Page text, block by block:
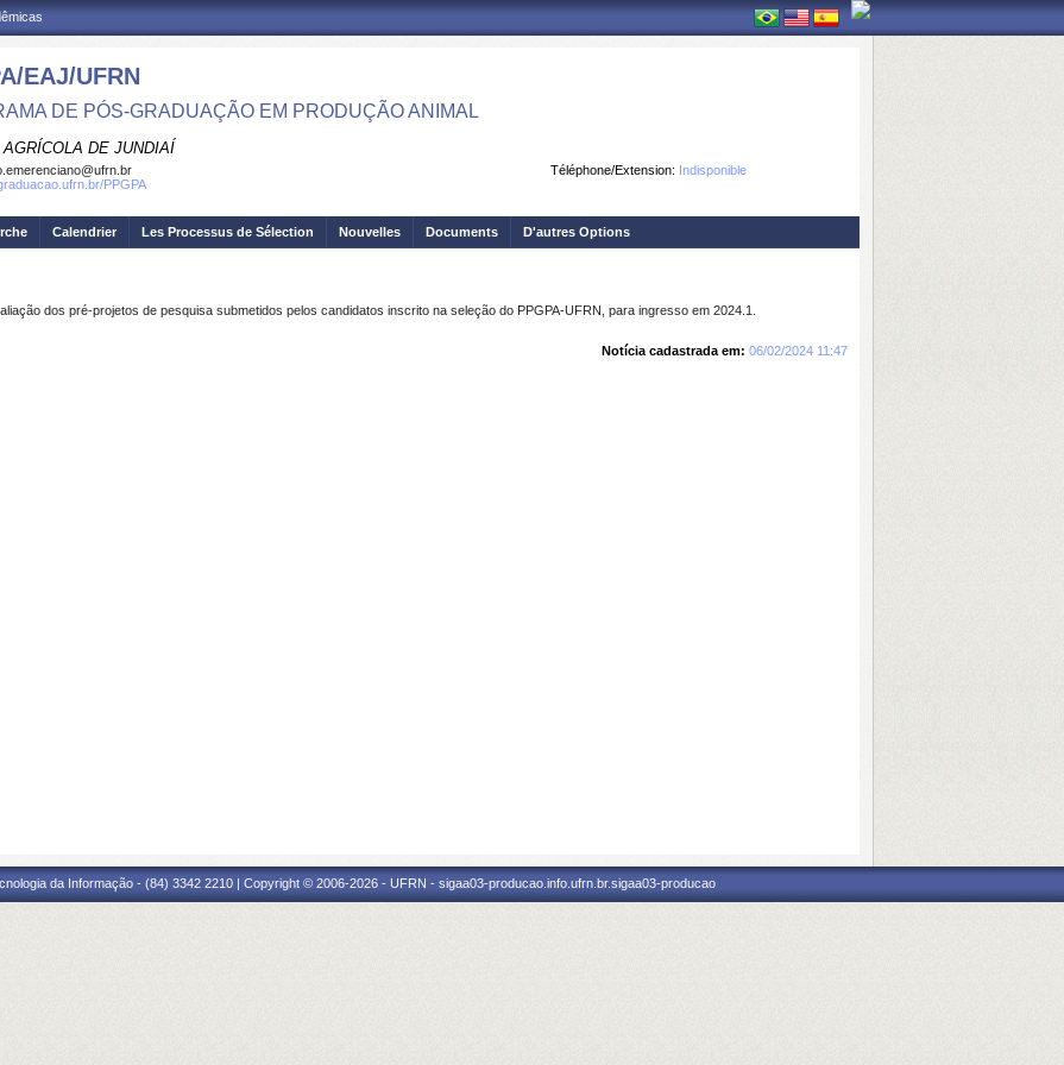
EAJ/UFRN
DE PÓS-GRADUAÇÃO EM PRODUÇÃO ANIMAL
DE JUNDIAÍ
Téléphone/Extension: Indisponible
PPGPA
Calendrier Les Processus de Sélection Nouvelles Documents D'autres Options
dos pré-projetos de pesquisa submetidos pelos candidatos inscrito na seleção do PPGPA-UFRN, para ingresso em 2024.1.
Notícia cadastrada em: 06/02/2024 11:47
da Informação - (84) 3342 2210 | Copyright © 2006-2026 - UFRN - sigaa03-producao.info.ufrn.br.sigaa03-producao